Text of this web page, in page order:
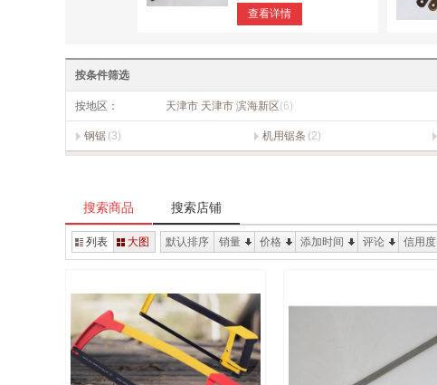
查看详情
特价：¥10.87
查看详情
按条件筛选
按地区： 天津市 天津市 滨海新区(6)
钢锯 (3) 机用锯条 (2)
搜索商品 搜索店铺
列表 大图 默认排序 销量 价格 添加时间 评论 信用度